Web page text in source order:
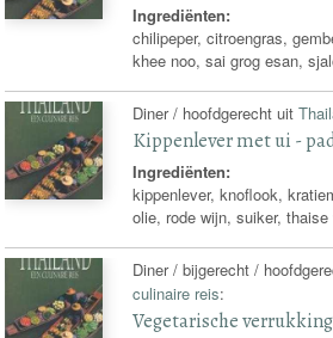
Ingrediënten:
chilipeper, citroengras,
khee noo, sai grog esan,
Diner / hoofdgerecht uit
Kippenlever met ui -
Ingrediënten:
kippenlever, knoflook,
olie, rode wijn, suiker,
Diner / bijgerecht /
culinaire reis:
Vegetarische